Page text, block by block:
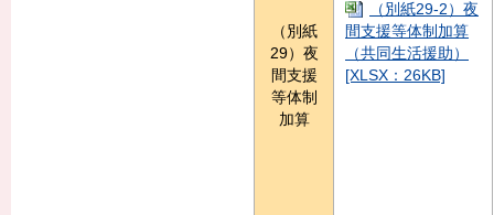
（別紙
29）夜
間支援
等体制
加算
（別紙29-2）夜
間支援等体制加算
（共同生活援助）
[XLSX：26KB]